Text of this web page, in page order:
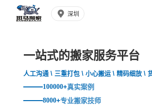
深圳
一站式的搬家服务平台
人工沟通 \ 三重打包 \ 小心搬运 \ 精码细放 \
100000+真实案例
8000+专业搬家技师